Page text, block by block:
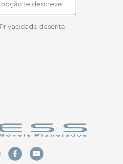
descrita